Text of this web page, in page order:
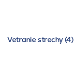
Vetranie strechy (4)